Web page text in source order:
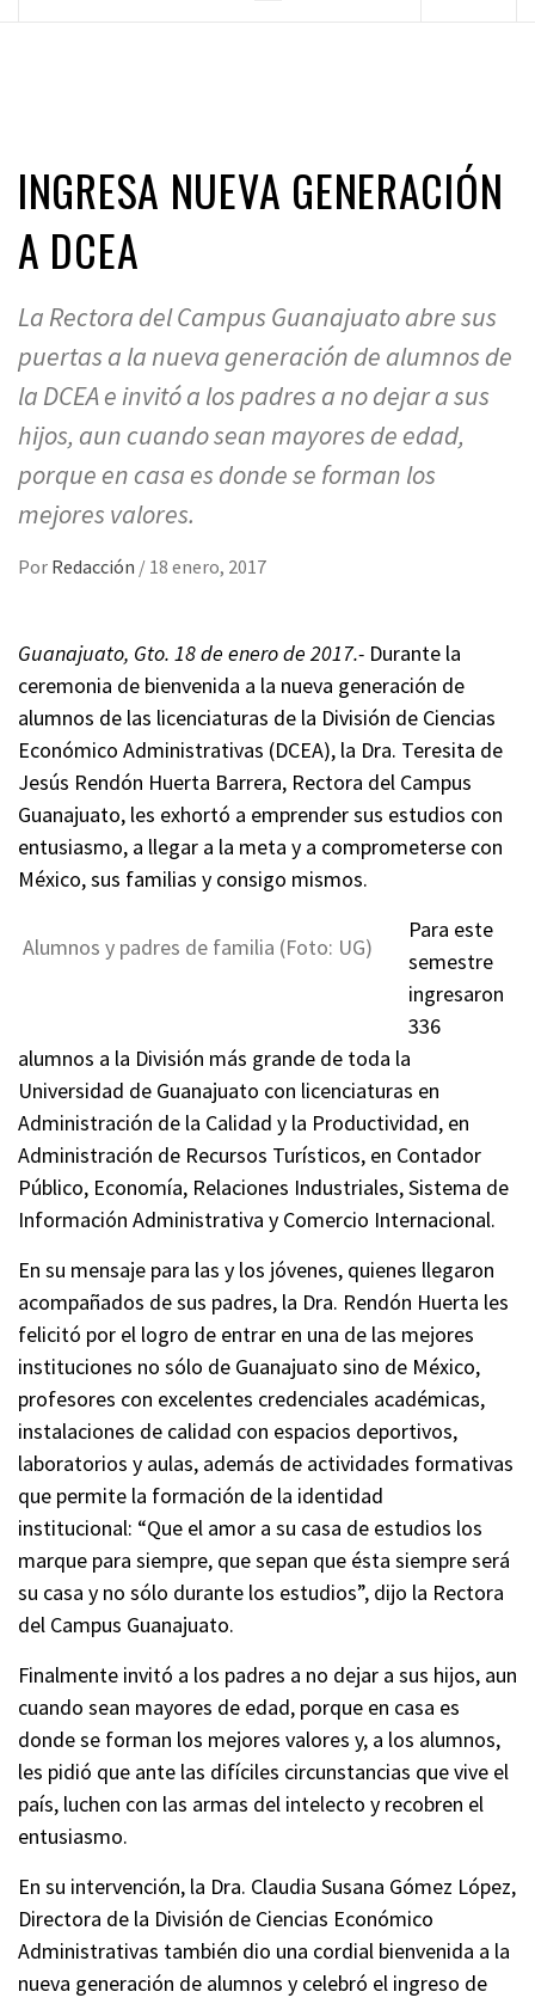
INGRESA NUEVA GENERACIÓN
A DCEA
La Rectora del Campus Guanajuato abre sus
puertas a la nueva generación de alumnos de
la DCEA e invitó a los padres a no dejar a sus
hijos, aun cuando sean mayores de edad,
porque en casa es donde se forman los
mejores valores.
Por Redacción / 18 enero, 2017
Guanajuato, Gto. 18 de enero de 2017.- Durante la
ceremonia de bienvenida a la nueva generación de
alumnos de las licenciaturas de la División de Ciencias
Económico Administrativas (DCEA), la Dra. Teresita de
Jesús Rendón Huerta Barrera, Rectora del Campus
Guanajuato, les exhortó a emprender sus estudios con
entusiasmo, a llegar a la meta y a comprometerse con
México, sus familias y consigo mismos.
Alumnos y padres de familia (Foto: UG)
Para este
semestre
ingresaron
336
alumnos a la División más grande de toda la
Universidad de Guanajuato con licenciaturas en
Administración de la Calidad y la Productividad, en
Administración de Recursos Turísticos, en Contador
Público, Economía, Relaciones Industriales, Sistema de
Información Administrativa y Comercio Internacional.
En su mensaje para las y los jóvenes, quienes llegaron
acompañados de sus padres, la Dra. Rendón Huerta les
felicitó por el logro de entrar en una de las mejores
instituciones no sólo de Guanajuato sino de México,
profesores con excelentes credenciales académicas,
instalaciones de calidad con espacios deportivos,
laboratorios y aulas, además de actividades formativas
que permite la formación de la identidad
institucional: “Que el amor a su casa de estudios los
marque para siempre, que sepan que ésta siempre será
su casa y no sólo durante los estudios”, dijo la Rectora
del Campus Guanajuato.
Finalmente invitó a los padres a no dejar a sus hijos, aun
cuando sean mayores de edad, porque en casa es
donde se forman los mejores valores y, a los alumnos,
les pidió que ante las difíciles circunstancias que vive el
país, luchen con las armas del intelecto y recobren el
entusiasmo.
En su intervención, la Dra. Claudia Susana Gómez López,
Directora de la División de Ciencias Económico
Administrativas también dio una cordial bienvenida a la
nueva generación de alumnos y celebró el ingreso de